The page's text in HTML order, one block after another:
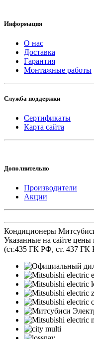
Информация
О нас
Доставка
Гарантия
Монтажные работы
Служба поддержки
Сертификаты
Карта сайта
Дополнительно
Производители
Акции
Кондиционеры
Указанные на сайте
(ст.435 ГК РФ, cт. 437